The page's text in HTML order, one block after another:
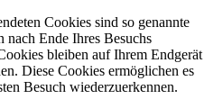
Cookies sind so genannte
nach Ende Ihres Besuchs
bleiben auf Ihrem Endgerät
Diese Cookies ermöglichen es
Besuch wiederzuerkennen.